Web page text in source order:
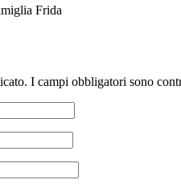
Frida
I campi obbligatori sono